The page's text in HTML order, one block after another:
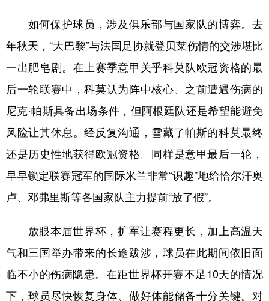
如何保护球员，涉及俱乐部与国家队的博弈。去
年秋天，“大巴黎”与法国足协就登贝莱伤情的交涉堪比
一出肥皂剧。在上赛季意甲关乎科莫队欧冠资格的最
后一轮联赛中，科莫认为阵中核心、之前遭遇伤病的
尼克·帕斯具备出场条件，但阿根廷队还是希望能避免
风险让其休息。经反复沟通，雪藏了帕斯的科莫最终
还是历史性地获得欧冠资格。同样是意甲最后一轮，
早早锁定联赛冠军的国际米兰非常“识趣”地给恰尔汗奥
卢、邓弗里斯等各国家队主力提前“放了假”。
放眼本届世界杯，扩军让赛程更长，加上高温天
气和三国举办带来的长途跋涉，球员在此期间依旧面
临不小的伤病隐患。在距世界杯开赛不足10天的情况
下，球员尽快恢复身体、做好体能储备十分关键。对